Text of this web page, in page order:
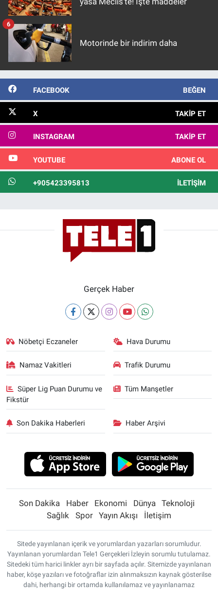
Motorinde bir indirim daha
6
FACEBOOK BEĞEN
X TAKIP ET
INSTAGRAM TAKIP ET
YOUTUBE ABONE OL
+905423395813 İLETIŞIM
Gerçek Haber
Nöbetçi Eczaneler Hava Durumu
Namaz Vakitleri Trafik Durumu
Süper Lig Puan Durumu ve
Fikstür
Tüm Manşetler
Son Dakika Haberleri Haber Arşivi
Son Dakika Haber Ekonomi Dünya
Teknoloji
Sağlık
Spor Yayın Akışı İletişim
Sitede yayınlanan içerik ve yorumlardan yazarları sorumludur.
Yayınlanan yorumlardan Tele1 Gerçekleri İzleyin sorumlu tutulamaz.
Sitedeki tüm harici linkler ayrı bir sayfada açılır. Sitemizde yayınlanan
haber, köşe yazıları ve fotoğraflar izin alınmaksızın kaynak gösterilse
dahi, herhangi bir ortamda kullanılamaz ve yayınlanamaz